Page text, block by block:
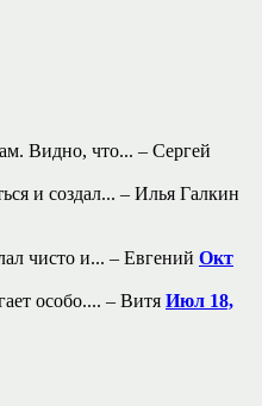
Видно, что... – Сергей
и создал... – Илья Галкин
чисто и... – Евгений Окт
особо.... – Витя Июл 18,